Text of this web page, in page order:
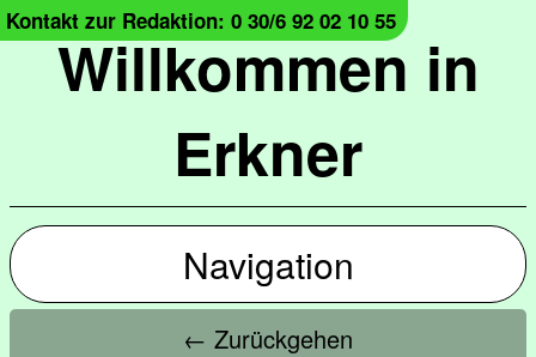
Willkommen in
Erkner
Kontakt zur Redaktion: 0 30/6 92 02 10 55
Navigation
← Zurückgehen